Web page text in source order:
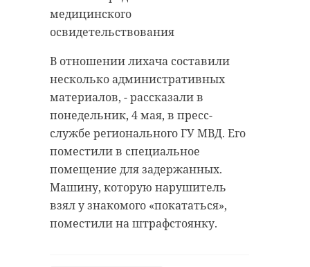
медицинского
освидетельствования
В отношении лихача составили
несколько административных
материалов, - рассказали в
понедельник, 4 мая, в пресс-
службе регионального ГУ МВД. Его
поместили в специальное
помещение для задержанных.
Машину, которую нарушитель
взял у знакомого «покататься»,
поместили на штрафстоянку.